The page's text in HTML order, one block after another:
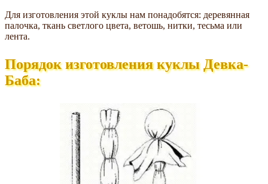
Для изготовления этой куклы нам понадобятся: деревянная
палочка, ткань светлого цвета, ветошь, нитки, тесьма или
лента.
Порядок изготовления куклы Девка-
Баба: